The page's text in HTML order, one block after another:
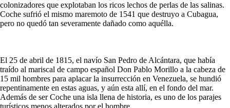
colonizadores que explotaban los ricos lechos de perlas de las salinas.
Coche sufrió el mismo maremoto de 1541 que destruyo a Cubagua,
pero no quedó tan severamente dañado como aquélla.
El 25 de abril de 1815, el navío San Pedro de Alcántara, que había
traído al mariscal de campo español Don Pablo Morillo a la cabeza de
15 mil hombres para aplacar la insurrección en Venezuela, se hundió
repentinamente en estas aguas, y aún esta allí, en el fondo del mar.
Además de ser Coche una isla llena de historia, es uno de los parajes
turísticos menos alterados por el hombre.